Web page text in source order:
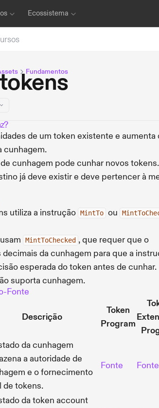
Ecossistema
Fundamentos
de um token existente e aumenta
cunhagem.
cunhagem pode cunhar novos
já deve existir e deve pertencer à
utiliza a instrução MintTo ou
MintToChecked , que requer que o
da cunhagem para que a
esperada do token antes de cunhar.
suporta cunhagem.
Fonte
Descrição
Token
Program
da cunhagem
a autoridade de
e o fornecimento
de tokens.
Fonte Fonte
da token account